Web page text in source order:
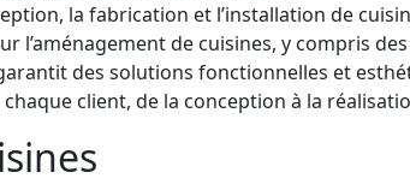
la fabrication et l’installation de
l’aménagement de cuisines, y compris
garantit des solutions fonctionnelles et
client, de la conception à la